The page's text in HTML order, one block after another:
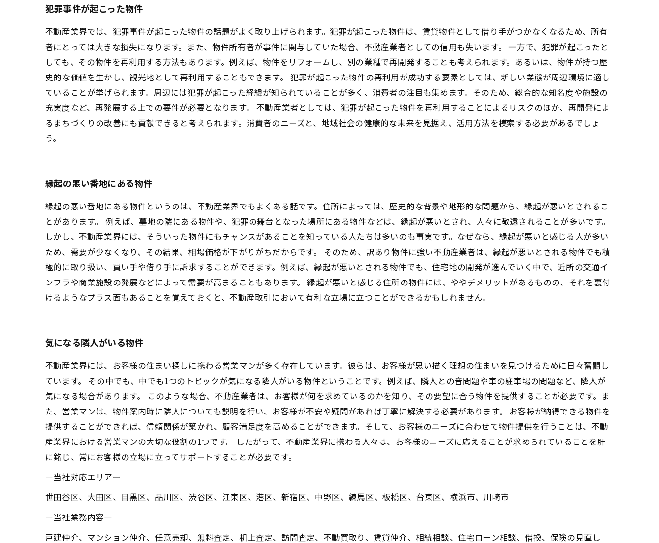
犯罪事件が起こった物件
不動産業界では、犯罪事件が起こった物件の話題がよく取り上げられます。犯罪が起こった物件は、賃貸物件として借り手がつかなくなるため、所有
者にとっては大きな損失になります。また、物件所有者が事件に関与していた場合、不動産業者としての信用も失います。 一方で、犯罪が起こったと
しても、その物件を再利用する方法もあります。例えば、物件をリフォームし、別の業種で再開発することも考えられます。あるいは、物件が持つ歴
史的な価値を生かし、観光地として再利用することもできます。 犯罪が起こった物件の再利用が成功する要素としては、新しい業態が周辺環境に適し
ていることが挙げられます。周辺には犯罪が起こった経緯が知られていることが多く、消費者の注目も集めます。そのため、総合的な知名度や施設の
充実度など、再発展する上での要件が必要となります。 不動産業者としては、犯罪が起こった物件を再利用することによるリスクのほか、再開発によ
るまちづくりの改善にも貢献できると考えられます。消費者のニーズと、地域社会の健康的な未来を見据え、活用方法を模索する必要があるでしょ
う。
縁起の悪い番地にある物件
縁起の悪い番地にある物件というのは、不動産業界でもよくある話です。住所によっては、歴史的な背景や地形的な問題から、縁起が悪いとされるこ
とがあります。 例えば、墓地の隣にある物件や、犯罪の舞台となった場所にある物件などは、縁起が悪いとされ、人々に敬遠されることが多いです。
しかし、不動産業界には、そういった物件にもチャンスがあることを知っている人たちは多いのも事実です。なぜなら、縁起が悪いと感じる人が多い
ため、需要が少なくなり、その結果、相場価格が下がりがちだからです。 そのため、訳あり物件に強い不動産業者は、縁起が悪いとされる物件でも積
極的に取り扱い、買い手や借り手に訴求することができます。例えば、縁起が悪いとされる物件でも、住宅地の開発が進んでいく中で、近所の交通イ
ンフラや商業施設の発展などによって需要が高まることもあります。 縁起が悪いと感じる住所の物件には、ややデメリットがあるものの、それを裏付
けるようなプラス面もあることを覚えておくと、不動産取引において有利な立場に立つことができるかもしれません。
気になる隣人がいる物件
不動産業界には、お客様の住まい探しに携わる営業マンが多く存在しています。彼らは、お客様が思い描く理想の住まいを見つけるために日々奮闘し
ています。 その中でも、中でも1つのトピックが気になる隣人がいる物件ということです。例えば、隣人との音問題や車の駐車場の問題など、隣人が
気になる場合があります。 このような場合、不動産業者は、お客様が何を求めているのかを知り、その要望に合う物件を提供することが必要です。ま
た、営業マンは、物件案内時に隣人についても説明を行い、お客様が不安や疑問があれば丁寧に解決する必要があります。 お客様が納得できる物件を
提供することができれば、信頼関係が築かれ、顧客満足度を高めることができます。そして、お客様のニーズに合わせて物件提供を行うことは、不動
産業界における営業マンの大切な役割の1つです。 したがって、不動産業界に携わる人々は、お客様のニーズに応えることが求められていることを肝
に銘じ、常にお客様の立場に立ってサポートすることが必要です。
―当社対応エリアー
世田谷区、大田区、目黒区、品川区、渋谷区、江東区、港区、新宿区、中野区、練馬区、板橋区、台東区、横浜市、川崎市
―当社業務内容―
戸建仲介、マンション仲介、任意売却、無料査定、机上査定、訪問査定、不動買取り、賃貸仲介、相続相談、住宅ローン相談、借換、保険の見直し